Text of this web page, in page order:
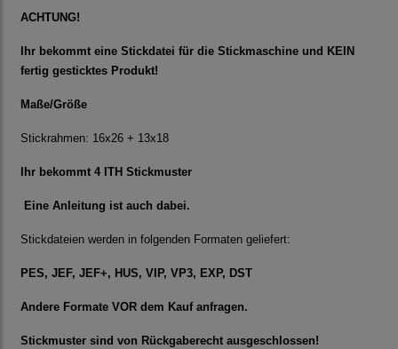
ACHTUNG!
Ihr bekommt eine Stickdatei für die Stickmaschine und KEIN
fertig gesticktes Produkt!
Maße/Größe
Stickrahmen: 16x26 + 13x18
Ihr bekommt 4 ITH Stickmuster
Eine Anleitung ist auch dabei.
Stickdateien werden in folgenden Formaten geliefert:
PES, JEF, JEF+, HUS, VIP, VP3, EXP, DST
Andere Formate VOR dem Kauf anfragen.
Stickmuster sind von Rückgaberecht ausgeschlossen!